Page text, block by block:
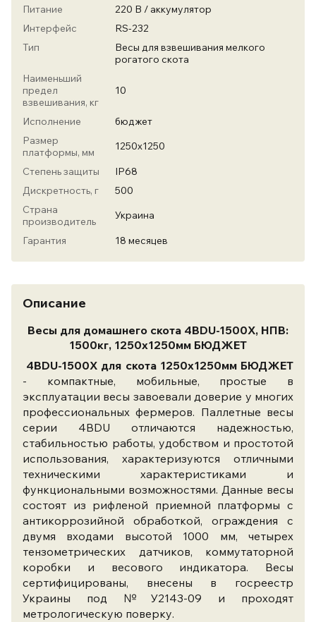
Питание
220 В / аккумулятор
Интерфейс
RS-232
Тип
Весы для взвешивания мелкого
рогатого скота
Наименьший
предел
взвешивания, кг
10
Исполнение
бюджет
Размер
платформы, мм
1250х1250
Степень защиты
IP68
Дискретность, г
500
Страна
производитель
Украина
Гарантия
18 месяцев
Описание
Весы для домашнего скота 4BDU-1500X, НПВ:
1500кг, 1250х1250мм БЮДЖЕТ
4BDU-1500X для скота 1250х1250мм БЮДЖЕТ
- компактные, мобильные, простые в
эксплуатации весы завоевали доверие у многих
профессиональных фермеров. Паллетные весы
серии 4BDU отличаются надежностью,
стабильностью работы, удобством и простотой
использования, характеризуются отличными
техническими характеристиками и
функциональными возможностями. Данные весы
состоят из рифленой приемной платформы с
антикоррозийной обработкой, ограждения с
двумя входами высотой 1000 мм, четырех
тензометрических датчиков, коммутаторной
коробки и весового индикатора. Весы
сертифицированы, внесены в госреестр
Украины под №У2143-09 и проходят
метрологическую поверку.